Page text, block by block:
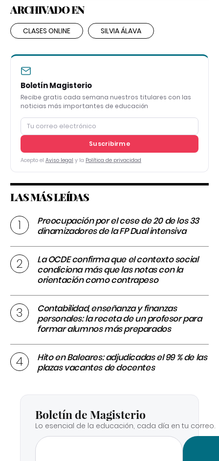
ARCHIVADO EN
CLASES ONLINE SILVIA ÁLAVA
Boletín Magisterio
Recibe gratis cada semana nuestros titulares con las
noticias más importantes de educación
Suscribirme
Acepto el Aviso legal y la Política de privacidad
LAS MÁS LEÍDAS
Preocupación por el cese de 20 de los 33
dinamizadores de la FP Dual intensiva
La OCDE confirma que el contexto social
condiciona más que las notas con la
orientación como contrapeso
Contabilidad, enseñanza y finanzas
personales: la receta de un profesor para
formar alumnos más preparados
Hito en Baleares: adjudicadas el 99 % de las
plazas vacantes de docentes
Boletín de Magisterio
Lo esencial de la educación, cada día en tu correo.